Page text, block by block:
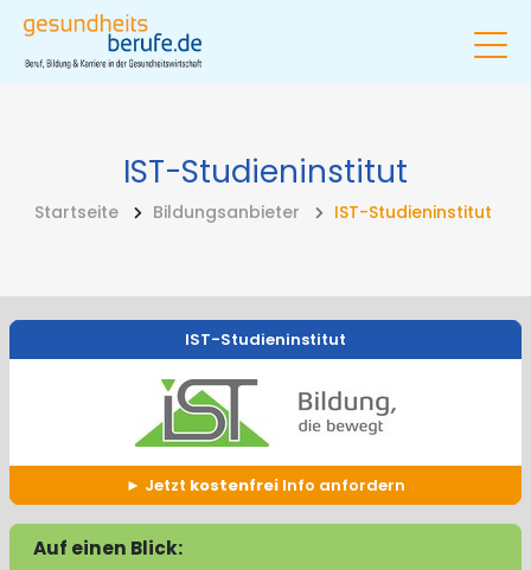
IST-Studieninstitut
Startseite Bildungsanbieter IST-Studieninstitut
IST-Studieninstitut
Jetzt kostenfrei Info anfordern
Auf einen Blick: